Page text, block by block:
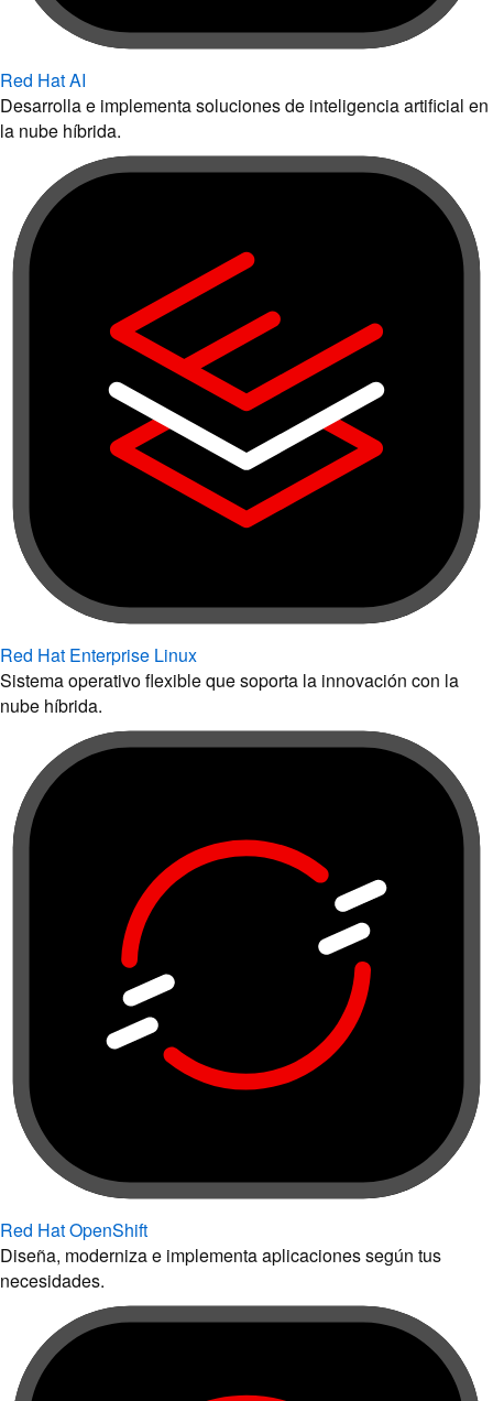
Red Hat AI
Desarrolla e implementa soluciones de inteligencia artificial en
la nube híbrida.
Red Hat Enterprise Linux
Sistema operativo flexible que soporta la innovación con la
nube híbrida.
Red Hat OpenShift
Diseña, moderniza e implementa aplicaciones según tus
necesidades.